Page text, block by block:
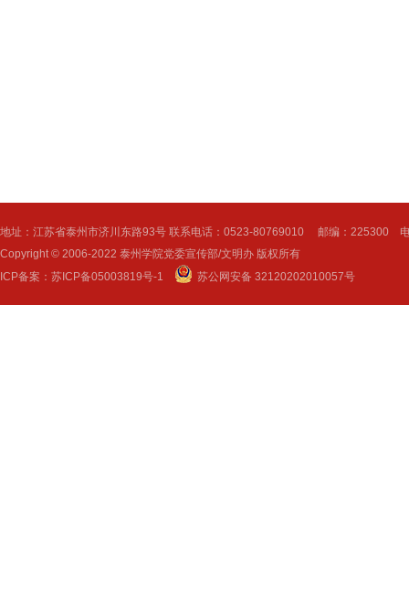
地址：江苏省泰州市济川东路93号 联系电话：0523-80769010 邮编：225300
Copyright © 2006-2022 泰州学院党委宣传部/文明办 版权所有
ICP备案： 苏ICP备05003819号-1 苏公网安备 32120202010057号